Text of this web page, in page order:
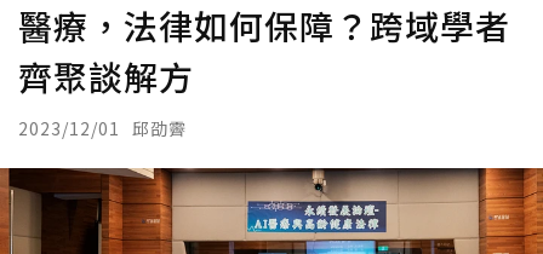
醫療，法律如何保障？跨域學者
齊聚談解方
2023/12/01 邱劭霽